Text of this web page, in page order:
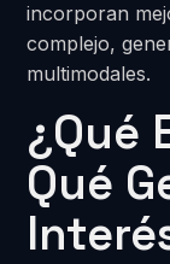
incorporan
complejo,
multimodales.
¿Qué
Qué